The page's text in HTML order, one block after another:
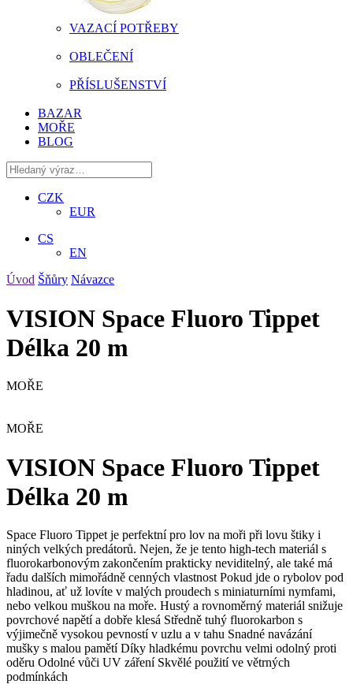
VAZACÍ POTŘEBY
OBLEČENÍ
PŘÍSLUŠENSTVÍ
BAZAR
MOŘE
BLOG
CZK
EUR
CS
EN
Úvod Šňůry Návazce
VISION Space Fluoro Tippet
Délka 20 m
MOŘE
MOŘE
VISION Space Fluoro Tippet
Délka 20 m
Space Fluoro Tippet je perfektní pro lov na moři při lovu štiky i
niných velkých predátorů. Nejen, že je tento high-tech materiál s
fluorokarbonovým zakončením prakticky neviditelný, ale také má
řadu dalších mimořádně cenných vlastnost Pokud jde o rybolov pod
hladinou, ať už lovíte v malých proudech s miniaturními nymfami,
nebo velkou muškou na moře. Hustý a rovnoměrný materiál snižuje
povrchové napětí a dobře klesá Středně tuhý fluorokarbon s
výjimečně vysokou pevností v uzlu a v tahu Snadné navázání
mušky s malou pamětí Díky hladkému povrchu velmi odolný proti
oděru Odolné vůči UV záření Skvělé použití ve větrných
podmínkách